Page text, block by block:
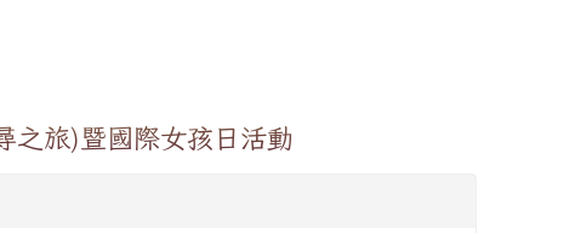
之旅)暨國際女孩日活動